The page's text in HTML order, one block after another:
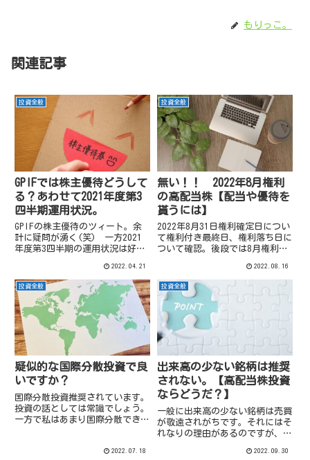
もりっこ。
関連記事
投資全般
GPIFでは株主優待どうして
る？あわせて2021年度第3
四半期運用状況。
GPIFの株主優待のツィート。余
計に疑問が湧く(笑) 一方2021
年度第3四半期の運用状況は好
2022.04.21
投資全般
無い！！ 2022年8月権利
の高配当株【配当や優待を
貰うには】
2022年8月31日権利確定日につい
て権利付き最終日、権利落ち日に
ついて確認。後段では8月権利確
ップも試みています。
2022.08.16
投資全般
疑似的な国際分散投資で良
いですか？
国際分散投資推奨されています。
投資の話としては常識でしょう。
一方で私はあまり国際分散できて
2022.07.18
投資全般
出来高の少ない銘柄は推奨
されない。【高配当株投資
ならどうだ？】
一般に出来高の少ない銘柄は売買
が敬遠されがちです。それにはそ
れなりの理由があるのですが、高
2022.09.30